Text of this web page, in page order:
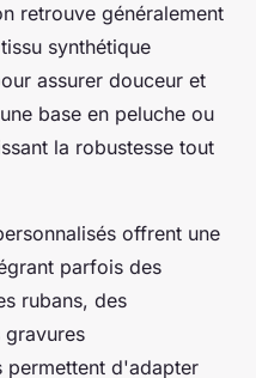
retrouve généralement
synthétique
assurer douceur et
base en peluche ou
la robustesse tout
offrent une
parfois des
rubans, des
gravures
permettent d'adapter